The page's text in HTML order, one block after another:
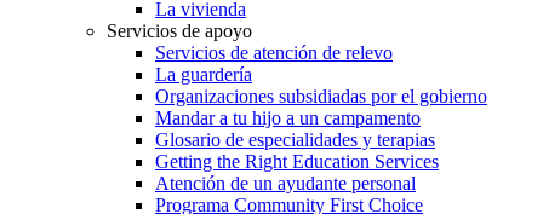
La vivienda
Servicios de apoyo
Servicios de atención de relevo
La guardería
Organizaciones subsidiadas por el gobierno
Mandar a tu hijo a un campamento
Glosario de especialidades y terapias
Getting the Right Education Services
Atención de un ayudante personal
Programa Community First Choice